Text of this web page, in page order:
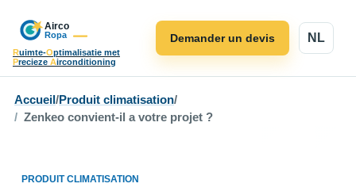
Ruimte-Optimalisatie met
Precieze Airconditioning
NL
Demander un devis
Accueil /Produit climatisation/
Zenkeo convient-il a votre projet ?
PRODUIT CLIMATISATION